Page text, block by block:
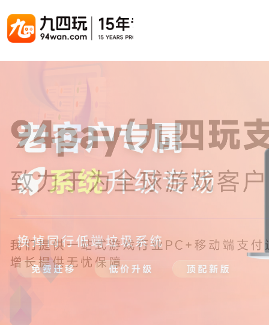
手游联运系统
页游联运系统
H5游戏联运系统
游戏联运系统（海外版）
支持多国语言，多种国际支付
行业对比
帮您甄选最优质的产品和服务
PC官网
游戏APP
后台管理系统
游戏、玩家、资金一站管理
上千款游戏，款款吸金 代理流程
热门游戏、大厂游戏、高分成 带你了解
小程序游戏列表
千款热门游戏，精品热推
94智投
游戏陪玩系统
变现模式多样(订单、礼物、招商加盟)
陪玩PC官网
陪玩APP
陪玩后台管理系统
一站式管理陪玩技师/订单/玩家数据...
游戏开播助手